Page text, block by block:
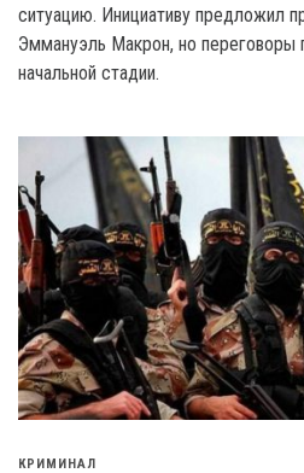
ситуацию. Инициативу предложил
Эммануэль Макрон, но переговоры
начальной стадии.
КРИМИНАЛ